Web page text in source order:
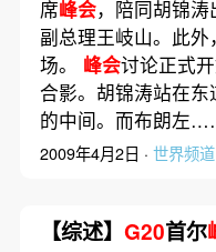
席峰会，陪同胡锦涛
副总理王岐山。此
场。 峰会讨论正式
合影。胡锦涛站在
的中间。而布朗左
2009年4月2日 · 世界频道
【综述】 G20首尔